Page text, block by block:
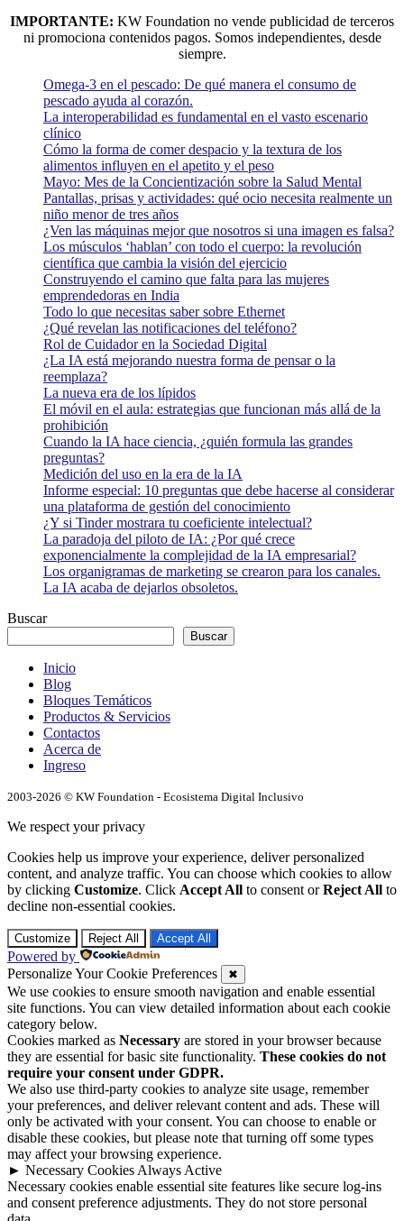
IMPORTANTE: KW Foundation no vende publicidad de terceros
ni promociona contenidos pagos. Somos independientes, desde
siempre.
Omega-3 en el pescado: De qué manera el consumo de
pescado ayuda al corazón.
La interoperabilidad es fundamental en el vasto escenario
clínico
Cómo la forma de comer despacio y la textura de los
alimentos influyen en el apetito y el peso
Mayo: Mes de la Concientización sobre la Salud Mental
Pantallas, prisas y actividades: qué ocio necesita realmente un
niño menor de tres años
¿Ven las máquinas mejor que nosotros si una imagen es falsa?
Los músculos ‘hablan’ con todo el cuerpo: la revolución
científica que cambia la visión del ejercicio
Construyendo el camino que falta para las mujeres
emprendedoras en India
Todo lo que necesitas saber sobre Ethernet
¿Qué revelan las notificaciones del teléfono?
Rol de Cuidador en la Sociedad Digital
¿La IA está mejorando nuestra forma de pensar o la
reemplaza?
La nueva era de los lípidos
El móvil en el aula: estrategias que funcionan más allá de la
prohibición
Cuando la IA hace ciencia, ¿quién formula las grandes
preguntas?
Medición del uso en la era de la IA
Informe especial: 10 preguntas que debe hacerse al considerar
una plataforma de gestión del conocimiento
¿Y si Tinder mostrara tu coeficiente intelectual?
La paradoja del piloto de IA: ¿Por qué crece
exponencialmente la complejidad de la IA empresarial?
Los organigramas de marketing se crearon para los canales.
La IA acaba de dejarlos obsoletos.
Buscar
Buscar
Inicio
Blog
Bloques Temáticos
Productos & Servicios
Contactos
Acerca de
Ingreso
2003-2026 © KW Foundation - Ecosistema Digital Inclusivo
We respect your privacy
Cookies help us improve your experience, deliver personalized
content, and analyze traffic. You can choose which cookies to allow
by clicking Customize. Click Accept All to consent orReject All to
decline non-essential cookies.
Customize Reject All Accept All
Powered by
Personalize Your Cookie Preferences
✖
We use cookies to ensure smooth navigation and enable essential
site functions. You can view detailed information about each cookie
category below.
Cookies marked as Necessary are stored in your browser because
they are essential for basic site functionality. These cookies do not
require your consent under GDPR.
We also use third-party cookies to analyze site usage, remember
your preferences, and deliver relevant content and ads. These will
only be activated with your consent. You can choose to enable or
disable these cookies, but please note that turning off some types
may affect your browsing experience.
► Necessary Cookies Always Active
Necessary cookies enable essential site features like secure log-ins
and consent preference adjustments. They do not store personal